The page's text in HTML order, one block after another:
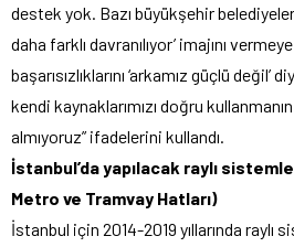
destek yok. Bazı büyükşehir
daha farklı davranılıyor’ imajını
başarısızlıklarını ‘arkamız güçlü değil’
kendi kaynaklarımızı doğru
almıyoruz” ifadelerini kullandı.
İstanbul’da yapılacak raylı
Metro ve Tramvay Hatları)
İstanbul için 2014-2019 yıllarında